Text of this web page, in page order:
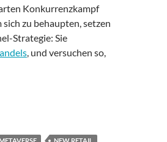
Konkurrenzkampf
zu behaupten, setzen
Strategie: Sie
, und versuchen so,
im Einzelhandel –